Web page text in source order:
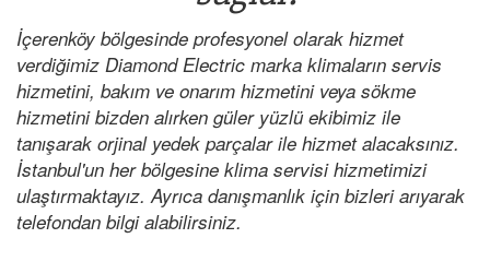
İçerenköy bölgesinde profesyonel olarak hizmet
verdiğimiz Diamond Electric marka klimaların servis
hizmetini, bakım ve onarım hizmetini veya sökme
hizmetini bizden alırken güler yüzlü ekibimiz ile
tanışarak orjinal yedek parçalar ile hizmet alacaksınız.
İstanbul'un her bölgesine klima servisi hizmetimizi
ulaştırmaktayız. Ayrıca danışmanlık için bizleri arıyarak
telefondan bilgi alabilirsiniz.